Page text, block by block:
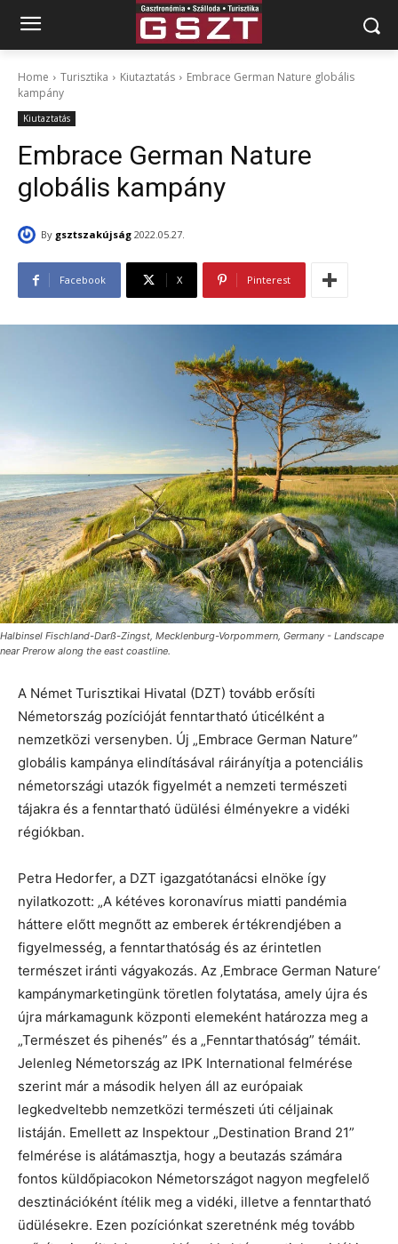
Home Turisztika Kiutaztatás
Embrace German Nature globális
kampány
Kiutaztatás
Embrace German Nature
globális kampány
By gsztszakújság 2022.05.27.
Facebook X Pinterest
Halbinsel Fischland-Darß-Zingst, Mecklenburg-Vorpommern, Germany - Landscape
near Prerow along the east coastline.
A Német Turisztikai Hivatal (DZT) tovább erősíti
Németország pozícióját fenntartható úticélként a
nemzetközi versenyben. Új „Embrace German Nature”
globális kampánya elindításával ráirányítja a potenciális
németországi utazók figyelmét a nemzeti természeti
tájakra és a fenntartható üdülési élményekre a vidéki
régiókban.
Petra Hedorfer, a DZT igazgatótanácsi elnöke így
nyilatkozott: „A kétéves koronavírus miatti pandémia
háttere előtt megnőtt az emberek értékrendjében a
figyelmesség, a fenntarthatóság és az érintetlen
természet iránti vágyakozás. Az ‚Embrace German Nature‘
kampánymarketingünk töretlen folytatása, amely újra és
újra márkamagunk központi elemeként határozza meg a
„Természet és pihenés” és a „Fenntarthatóság” témáit.
Jelenleg Németország az IPK International felmérése
szerint már a második helyen áll az európaiak
legkedveltebb nemzetközi természeti úti céljainak
listáján. Emellett az Inspektour „Destination Brand 21”
felmérése is alátámasztja, hogy a beutazás számára
fontos küldőpiacokon Németországot nagyon megfelelő
desztinációként ítélik meg a vidéki, illetve a fenntartható
üdülésekre. Ezen pozíciónkat szeretnénk még tovább